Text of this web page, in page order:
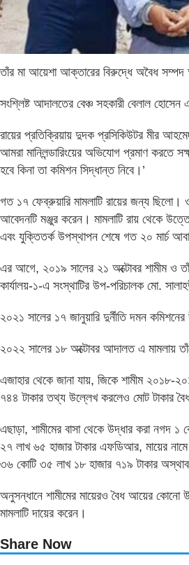
তাঁর মা আয়েশা আক্তারের বিরুদ্ধে অবৈধ সম্পদ
সংশ্লিষ্ট আদালতের বেঞ্চ সহকারী বেলাল
রায়ের প্রতিক্রিয়ায় দুদক প্রসিকিউটর মীর
আমরা মানিলন্ডারিংয়ের অভিযোগ প্রমাণ
হবে কিনা তা কমিশন সিদ্ধান্ত নিবে।’
গত ১৭ ফেব্রুয়ারি মামলাটি রায়ের জন্য
আবেদনটি মঞ্জুর করেন। মামলাটি রায় থেকে
এবং যুক্তিতর্ক উপস্থাপন শেষে গত ২০ মার্চ
এর আগে, ২০১৯ সালের ২১ অক্টোবর শামীম ও
কার্যালয়-১-এ সংস্থাটির উপ-পরিচালক মো.
২০২১ সালের ১৭ জানুয়ারি দুর্নীতি দমন
২০২২ সালের ১৮ অক্টোবর আদালত এ মামলায়
এজাহার থেকে জানা যায়, জিকে শামীম ২০১৮-
৭৪৪ টাকার তথ্য উল্লেখ করলেও মোট টাকার
এছাড়া, শামীমের বাসা থেকে উদ্ধার করা নগদ
২৭ লাখ ৬৫ হাজার টাকার এফডিআর, মায়ের
৩৬ কোটি ৩৫ লাখ ১৮ হাজার ৭১৯ টাকার
অনুসন্ধানে শামীমের মায়েরও বৈধ আয়ের কোনো
মামলাটি দায়ের করেন।
Share Now